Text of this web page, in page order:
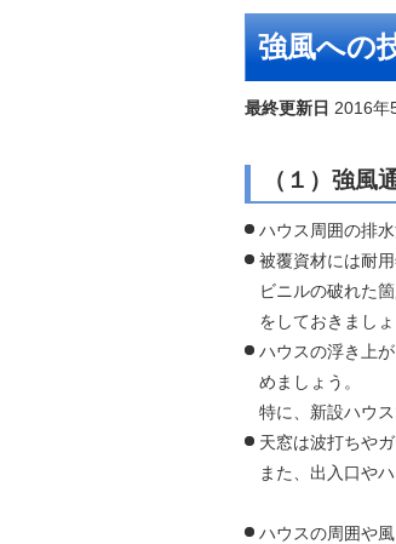
水道・エネルギー
住まい・土地
環境問題・廃棄物
イクル
まちづくり
交通・道路
河川・砂防・港湾
自然
強風への
最終更新日 2016年
（１）強
ハウス周囲の排
被覆資材には耐
ビニルの破れた
をしておきましょ
ハウスの浮き上
めましょう。
特に、新設ハウ
天窓は波打ちや
また、出入口や
ハウスの周囲や